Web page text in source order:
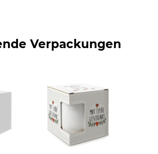
Verpackungen